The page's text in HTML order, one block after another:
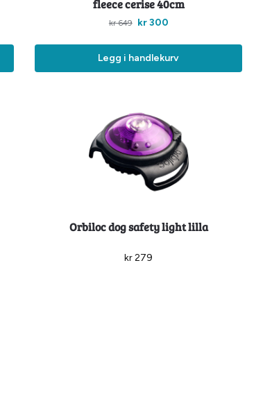
fleece cerise 40cm
kr649 kr300
Legg i handlekurv
Orbiloc dog safety light lilla
kr279